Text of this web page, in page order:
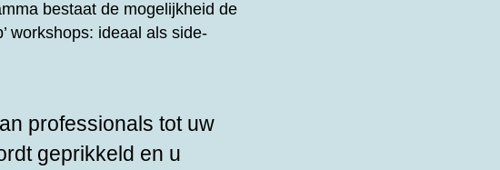
bestaat de mogelijkheid de
workshops: ideaal als side-
professionals tot uw
geprikkeld en u